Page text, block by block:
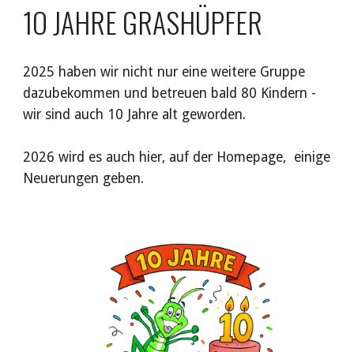
1O JAHRE GRASHÜPFER
2025 haben wir nicht nur eine weitere Gruppe
dazubekommen und betreuen bald 80 Kindern -
wir sind auch 10 Jahre alt geworden.
2026 wird es auch hier, auf der Homepage, einige
Neuerungen geben.